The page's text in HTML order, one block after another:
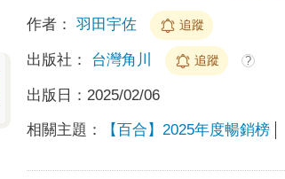
作者： 羽田宇佐 追蹤
出版社： 台灣角川 追蹤 ?
出版日： 2025/02/06
相關主題： 【百合】2025年度暢銷榜